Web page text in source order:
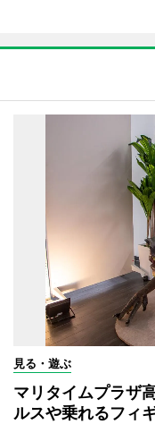
見る・遊ぶ
マリタイムプラザ
ルスや乗れるフィ